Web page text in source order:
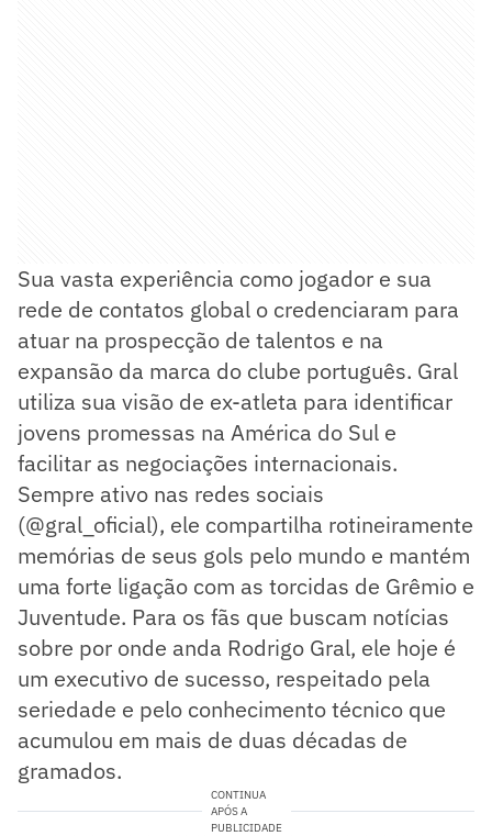
Sua vasta experiência como jogador e sua
rede de contatos global o credenciaram para
atuar na prospecção de talentos e na
expansão da marca do clube português. Gral
utiliza sua visão de ex-atleta para identificar
jovens promessas na América do Sul e
facilitar as negociações internacionais.
Sempre ativo nas redes sociais
(@gral_oficial), ele compartilha rotineiramente
memórias de seus gols pelo mundo e mantém
uma forte ligação com as torcidas de Grêmio e
Juventude. Para os fãs que buscam notícias
sobre por onde anda Rodrigo Gral, ele hoje é
um executivo de sucesso, respeitado pela
seriedade e pelo conhecimento técnico que
acumulou em mais de duas décadas de
gramados.
CONTINUA
APÓS A
PUBLICIDADE